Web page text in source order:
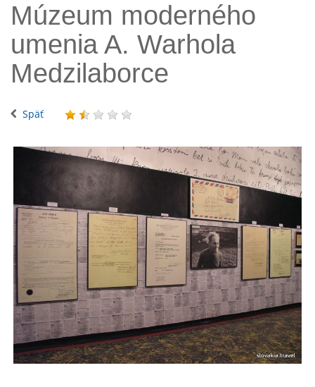
Múzeum moderného
umenia A. Warhola
Medzilaborce
Späť